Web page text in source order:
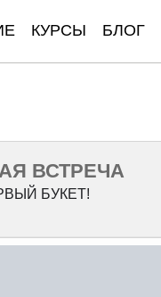
КУРСЫ БЛОГ
ВСТРЕЧА
БУКЕТ!